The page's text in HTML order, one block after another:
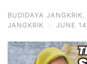
BUDIDAYA JANGKRIK
JANGKRIK
· JUNE